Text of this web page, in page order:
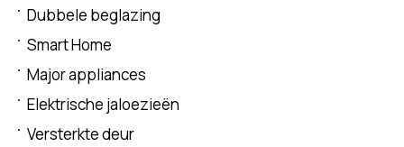
Dubbele beglazing
Smart Home
Major appliances
Elektrische jaloezieën
Versterkte deur